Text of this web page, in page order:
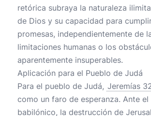
retórica subraya la naturaleza
de Dios y su capacidad para
promesas, independientemente de
limitaciones humanas o los
aparentemente insuperables.
Aplicación para el Pueblo de Judá
Para el pueblo de Judá, Jeremías
como un faro de esperanza. Ante el
babilónico, la destrucción de